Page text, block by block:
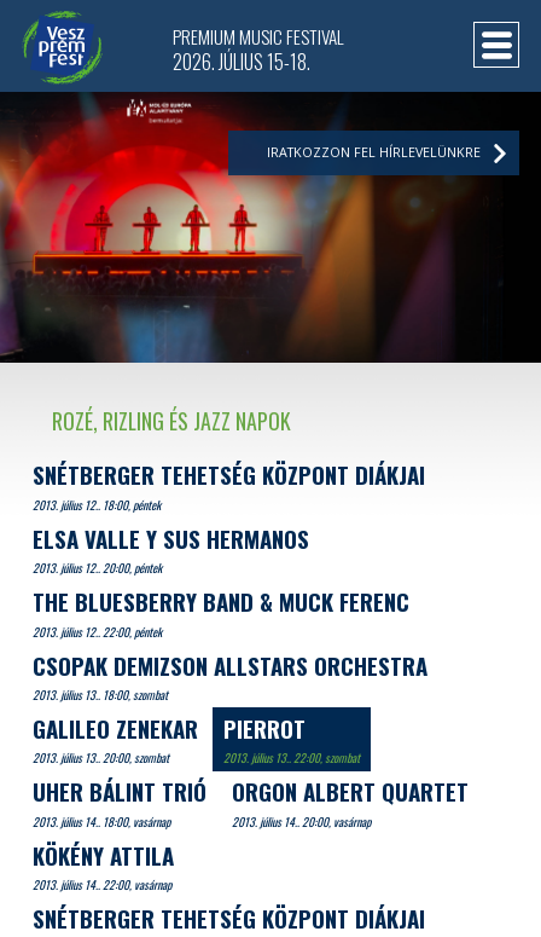
ROZÉ, RIZLING ÉS JAZZ NAPOK
SNÉTBERGER TEHETSÉG KÖZPONT DIÁKJAI
2013. július 12.. 18:00, péntek
ELSA VALLE Y SUS HERMANOS
2013. július 12.. 20:00, péntek
THE BLUESBERRY BAND & MUCK FERENC
2013. július 12.. 22:00, péntek
CSOPAK DEMIZSON ALLSTARS ORCHESTRA
2013. július 13.. 18:00, szombat
GALILEO ZENEKAR
2013. július 13.. 20:00, szombat
PIERROT
2013. július 13.. 22:00, szombat
UHER BÁLINT TRIÓ
2013. július 14.. 18:00, vasárnap
ORGON ALBERT QUARTET
2013. július 14.. 20:00, vasárnap
KÖKÉNY ATTILA
2013. július 14.. 22:00, vasárnap
SNÉTBERGER TEHETSÉG KÖZPONT DIÁKJAI
PREMIUM MUSIC FESTIVAL
2026. JÚLIUS 15-18.
IRATKOZZON FEL HÍRLEVELÜNKRE